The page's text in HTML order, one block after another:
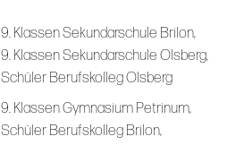
9. Klassen Sekundarschule Brilon,
9. Klassen Sekundarschule Olsberg,
Schüler Berufskolleg Olsberg
9. Klassen Gymnasium Petrinum,
Schüler Berufskolleg Brilon,